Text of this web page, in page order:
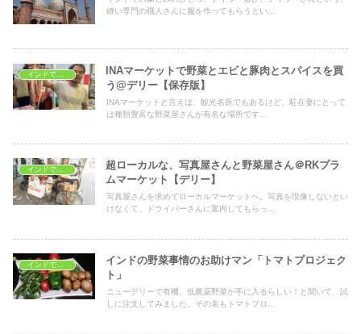
縫い専門の職人さんに服を作ってもらうとい...
INAマーケットで野菜とエビと豚肉とスパイスを買
う@デリー【保存版】
INAマーケットと言えば、観光名所でもあるけど、駐在妻にとって
は種類豊富な野菜屋さんが有名な場所です...
超ローカルな、写真屋さんと野菜屋さん＠RKプラ
ムマーケット【デリー】
写真屋さんを求めてローカルマーケットへ。写真を現像しないとい
けなくて、ドライバーさんに案内してもらっ...
インドの野菜事情のお助けマン「トマトプロジェク
ト」
ニューデリーで有機、低農薬野菜が手に入るらしい！と聞いて、試
しに注文してみました。その名もトマトプロ...